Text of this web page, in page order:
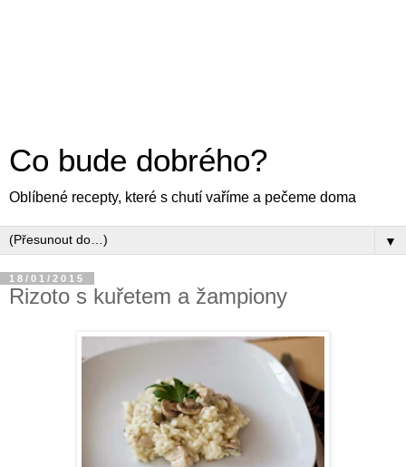
Co bude dobrého?
Oblíbené recepty, které s chutí vaříme a pečeme doma
▼
18/01/2015
Rizoto s kuřetem a žampiony